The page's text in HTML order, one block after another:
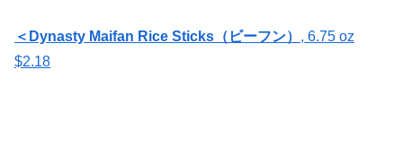
＜ Dynasty Maifan Rice Sticks（ビーフン） , 6.75 oz
$2.18